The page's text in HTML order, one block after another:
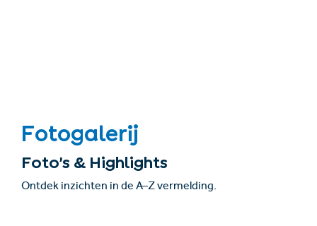
Fotogalerij
Foto’s & Highlights
Ontdek inzichten in de A–Z vermelding.